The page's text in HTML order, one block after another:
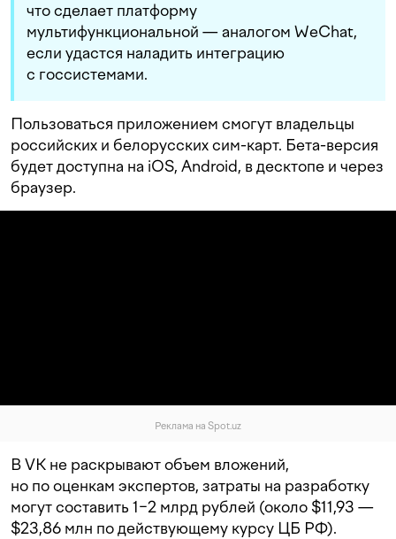
что сделает платформу
мультифункциональной — аналогом WeChat,
если удастся наладить интеграцию
с госсистемами.
Пользоваться приложением смогут владельцы
российских и белорусских сим-карт. Бета-версия
будет доступна на iOS, Android, в десктопе и через
браузер.
Реклама на Spot.uz
В VK не раскрывают объем вложений,
но по оценкам экспертов, затраты на разработку
могут составить 1−2 млрд рублей (около $11,93 —
$23,86 млн по действующему курсу ЦБ РФ).